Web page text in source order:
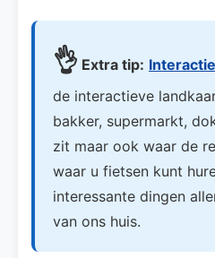
👌 Extra tip:
de interactieve
bakker, supermarkt,
zit maar ook waar de
waar u fietsen kunt
interessante dingen
van ons huis.